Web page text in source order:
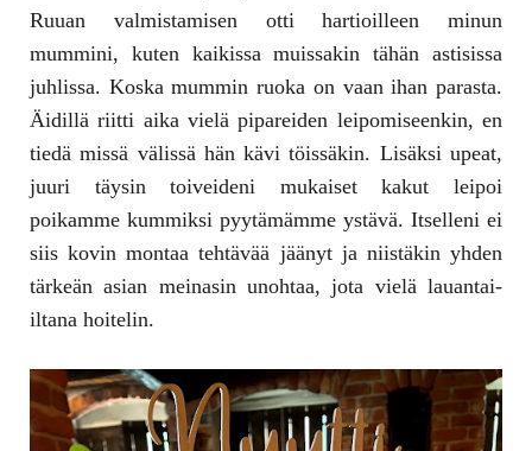
Ruuan valmistamisen otti hartioilleen minun
mummini, kuten kaikissa muissakin tähän astisissa
juhlissa. Koska mummin ruoka on vaan ihan parasta.
Äidillä riitti aika vielä pipareiden leipomiseenkin, en
tiedä missä välissä hän kävi töissäkin. Lisäksi upeat,
juuri täysin toiveideni mukaiset kakut leipoi
poikamme kummiksi pyytämämme ystävä. Itselleni ei
siis kovin montaa tehtävää jäänyt ja niistäkin yhden
tärkeän asian meinasin unohtaa, jota vielä lauantai-
iltana hoitelin.